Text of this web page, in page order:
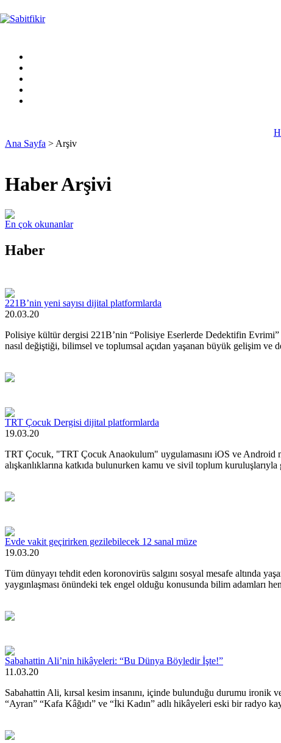
Ana Sayfa > Arşiv
Haber Arşivi
En çok okunanlar
Haber
221B’nin yeni sayısı dijital platformlarda
20.03.20
Polisiye kültür dergisi 221B’nin “Polisiye Eserlerde Dedektifin Evrimi”
nasıl değiştiği, bilimsel ve toplumsal açıdan yaşanan büyük gelişim ve
TRT Çocuk Dergisi dijital platformlarda
19.03.20
TRT Çocuk, "TRT Çocuk Anaokulum" uygulamasını iOS ve Android
alışkanlıklarına katkıda bulunurken kamu ve sivil toplum
Evde vakit geçirirken gezilebilecek 12 sanal müze
19.03.20
Tüm dünyayı tehdit eden koronovirüs salgını sosyal mesafe altında
yaygınlaşması önündeki tek engel olduğu konusunda bilim adamları
Sabahattin Ali’nin hikâyeleri: “Bu Dünya Böyledir İşte!”
11.03.20
Sabahattin Ali, kırsal kesim insanını, içinde bulunduğu durumu
“Ayran” “Kafa Kâğıdı” ve “İki Kadın” adlı hikâyeleri eski bir radyo